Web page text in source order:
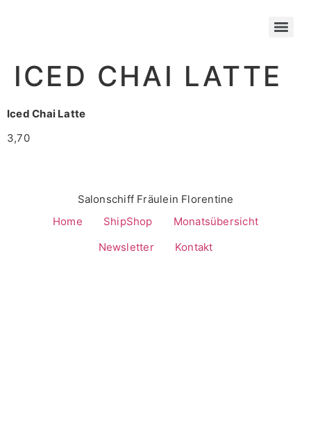
ICED CHAI LATTE
Iced Chai Latte
3,70
Salonschiff Fräulein Florentine
Home
ShipShop
Monatsübersicht
Newsletter
Kontakt